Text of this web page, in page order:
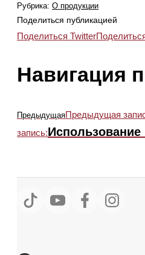
Рубрика: О продукции
Поделиться публикацией
Поделиться Twitter
Навигация
ПредыдущаяПредыдущая
запись: